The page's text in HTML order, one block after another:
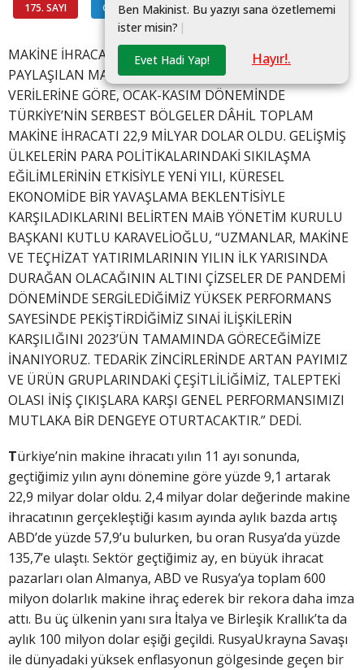
175. SAYI GÜNDEM #
Ben Makinist. Bu yazıyı sana özetlememi
ister misin? |
Evet Hadi Yap! Hayır!.
MAKİNE İHRACATÇILARI BİRLİĞİ (MAİB) TARAFINDAN
PAYLAŞILAN MAKİNE İMALAT SANAYİSİ KONSOLİDE
VERİLERİNE GÖRE, OCAK-KASIM DÖNEMİNDE
TÜRKİYE’NİN SERBEST BÖLGELER DÂHİL TOPLAM
MAKİNE İHRACATI 22,9 MİLYAR DOLAR OLDU. GELİŞMİŞ
ÜLKELERİN PARA POLİTİKALARINDAKİ SIKILAŞMA
EĞİLİMLERİNİN ETKİSİYLE YENİ YILI, KÜRESEL
EKONOMİDE BİR YAVAŞLAMA BEKLENTİSİYLE
KARŞILADIKLARINI BELİRTEN MAİB YÖNETİM KURULU
BAŞKANI KUTLU KARAVELİOĞLU, “UZMANLAR, MAKİNE
VE TEÇHİZAT YATIRIMLARININ YILIN İLK YARISINDA
DURAĞAN OLACAĞININ ALTINI ÇİZSELER DE PANDEMİ
DÖNEMİNDE SERGİLEDİĞİMİZ YÜKSEK PERFORMANS
SAYESİNDE PEKİŞTİRDİĞİMİZ SINAİ İLİŞKİLERİN
KARŞILIĞINI 2023’ÜN TAMAMINDA GÖRECEĞİMİZE
İNANIYORUZ. TEDARİK ZİNCİRLERİNDE ARTAN PAYIMIZ
VE ÜRÜN GRUPLARINDAKİ ÇEŞİTLİLİĞİMİZ, TALEPTEKİ
OLASI İNİŞ ÇIKIŞLARA KARŞI GENEL PERFORMANSIMIZI
MUTLAKA BİR DENGEYE OTURTACAKTIR.” DEDİ.
Türkiye’nin makine ihracatı yılın 11 ayı sonunda,
geçtiğimiz yılın aynı dönemine göre yüzde 9,1 artarak
22,9 milyar dolar oldu. 2,4 milyar dolar değerinde makine
ihracatının gerçekleştiği kasım ayında aylık bazda artış
ABD’de yüzde 57,9’u bulurken, bu oran Rusya’da yüzde
135,7’e ulaştı. Sektör geçtiğimiz ay, en büyük ihracat
pazarları olan Almanya, ABD ve Rusya’ya toplam 600
milyon dolarlık makine ihraç ederek bir rekora daha imza
attı. Bu üç ülkenin yanı sıra İtalya ve Birleşik Krallık’ta da
aylık 100 milyon dolar eşiği geçildi. RusyaUkrayna Savaşı
ile dünyadaki yüksek enflasyonun gölgesinde geçen bir